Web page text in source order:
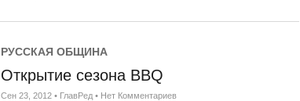
РУССКАЯ ОБЩИНА
Открытие сезона BBQ
Сен 23, 2012 • ГлавРед • Нет Комментариев